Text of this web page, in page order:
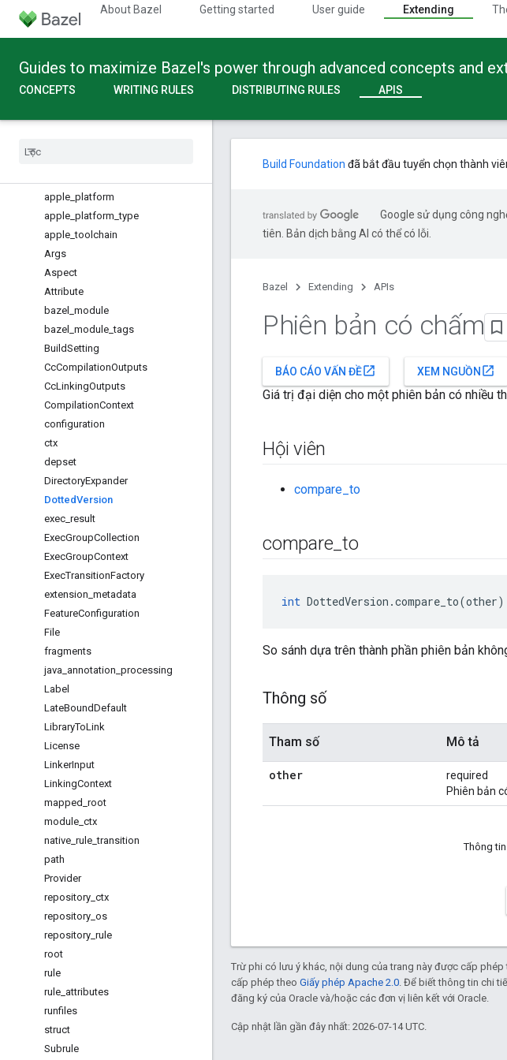
About Bazel Getting started User guide Extending
Guides to maximize Bazel's power through advanced concepts and
CONCEPTS WRITING RULES DISTRIBUTING RULES APIS
Build API
Global functions
Configuration Fragments
Built-in Types
apple platform
apple platform _type
apple _toolchain
Args
Aspect
Attribute
bazel module
bazel module _tags
BuildSetting
CcCompilationOutputs
CcLinkingOutputs
CompilationContext
configuration
ctx
depset
DirectoryExpander
DottedVersion
exec result
ExecGroupCollection
ExecGroupContext
ExecTransitionFactory
extension metadata
FeatureConfiguration
File
fragments
java annotation processing
Label
LateBoundDefault
LibraryToLink
License
LinkerInput
LinkingContext
mapped root
module ctx
native rule _transition
path
Provider
repository ctx
repository os
repository rule
root
rule
rule attributes
runfiles
struct
Subrule
Build Foundation đã bắt đầu tuyển chọn thành
Google sử dụng công
tiên. Bản dịch bằng AI có thể có lỗi.
Bazel Extending APIs
Phiên bản có chấm
BÁO CÁO VẤN ĐỀopen_in_new XEM NGUỒN open_in_new
Giá trị đại diện cho một phiên bản có nhiều
Hội viên
compare_to
compare _to
int DottedVersion.compare_to(other)
So sánh dựa trên thành phần phiên bản
Thông số
Tham số Mô tả
other
required
Phiên bản
Thông
Trừ phi có lưu ý khác, nội dung của trang này được cấp phép
cấp phép theo Giấy phép Apache 2.0. Để biết thông tin chi
đăng ký của Oracle và/hoặc các đơn vị liên kết với Oracle.
Cập nhật lần gần đây nhất: 2026-07-14 UTC.